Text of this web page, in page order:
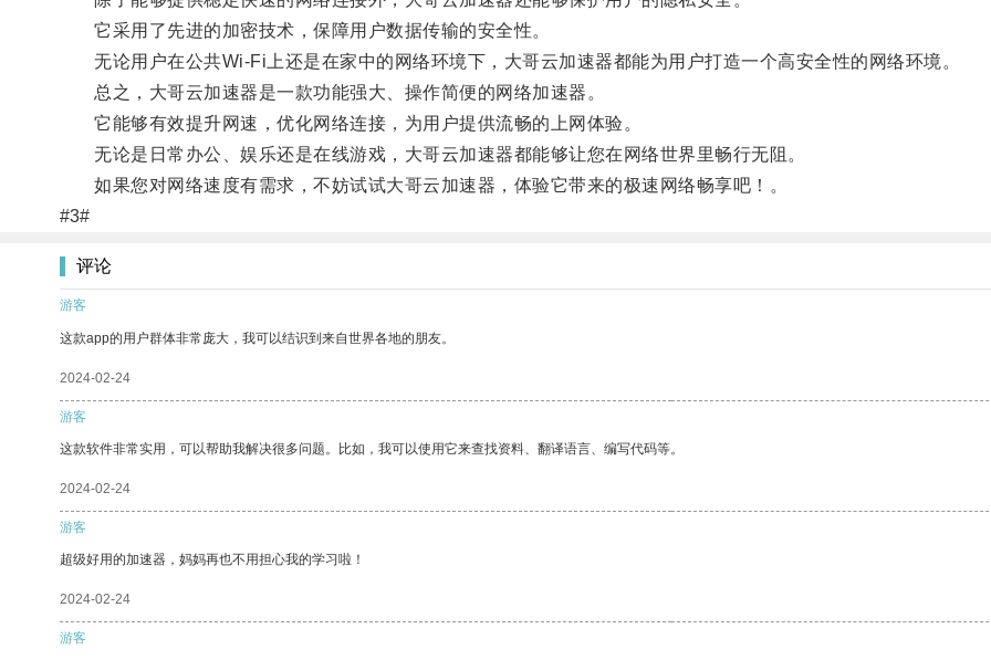
它采用了先进的加密技术，保障用户数据传输的安全性。
无论用户在公共Wi-Fi上还是在家中的网络环境下，大哥云加速器都能为用户打造一个高安全性的网络环境。
总之，大哥云加速器是一款功能强大、操作简便的网络加速器。
它能够有效提升网速，优化网络连接，为用户提供流畅的上网体验。
无论是日常办公、娱乐还是在线游戏，大哥云加速器都能够让您在网络世界里畅行无阻。
如果您对网络速度有需求，不妨试试大哥云加速器，体验它带来的极速网络畅享吧！。
#3#
评论
游客
这款app的用户群体非常庞大，我可以结识到来自世界各地的朋友。
2024-02-24
游客
这款软件非常实用，可以帮助我解决很多问题。比如，我可以使用它来查找资料、翻译语言、编写代码等。
2024-02-24
游客
超级好用的加速器，妈妈再也不用担心我的学习啦！
2024-02-24
游客